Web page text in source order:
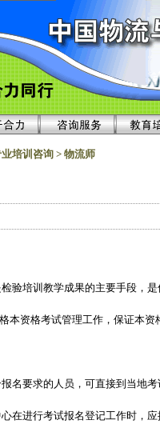
培训咨询 > 物流师
验培训教学成果的主要手段，
本资格考试管理工作，保证本
名要求的人员，可直接到当地
在进行考试报名登记工作时，